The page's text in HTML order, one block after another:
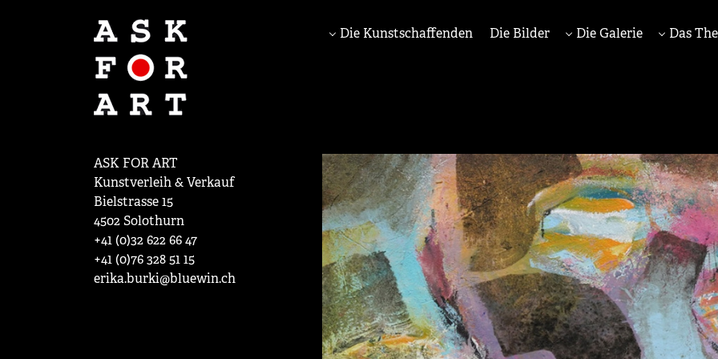
Die Kunstschaffenden Die Bilder Die Galerie Das
ASK FOR ART
Kunstverleih & Verkauf
Bielstrasse 15
4502 Solothurn
+41 (0)32 622 66 47
+41 (0)76 328 51 15
erika.burki@bluewin.ch